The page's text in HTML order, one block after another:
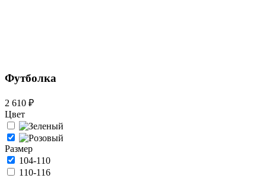
Футболка
2 610 ₽
Цвет
Размер
104-110
110-116